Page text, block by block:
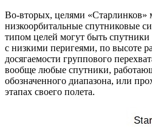
Во-вторых, целями «Старлинков»
низкоорбитальные спутниковые
типом целей могут быть спутники
с низкими перигеями, по высоте
досягаемости группового
вообще любые спутники,
обозначенного диапазона, или
этапах своего полета.